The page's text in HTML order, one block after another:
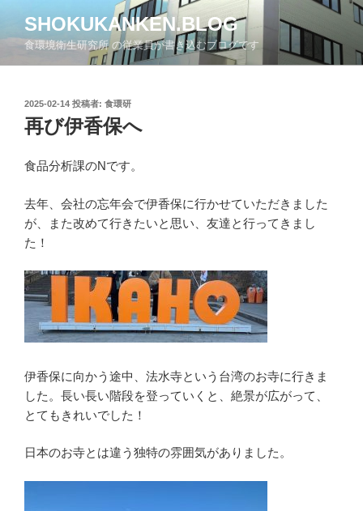
ン
SHOKUKANKEN.BLOG
食環境衛生研究所 の従業員が書き込むブログです
投
稿
日:
2025-02-14 投稿者: 食環研
再び伊香保へ
食品分析課のNです。
去年、会社の忘年会で伊香保に行かせていただきました
が、また改めて行きたいと思い、友達と行ってきまし
た！
伊香保に向かう途中、法水寺という台湾のお寺に行きま
した。長い長い階段を登っていくと、絶景が広がって、
とてもきれいでした！
日本のお寺とは違う独特の雰囲気がありました。